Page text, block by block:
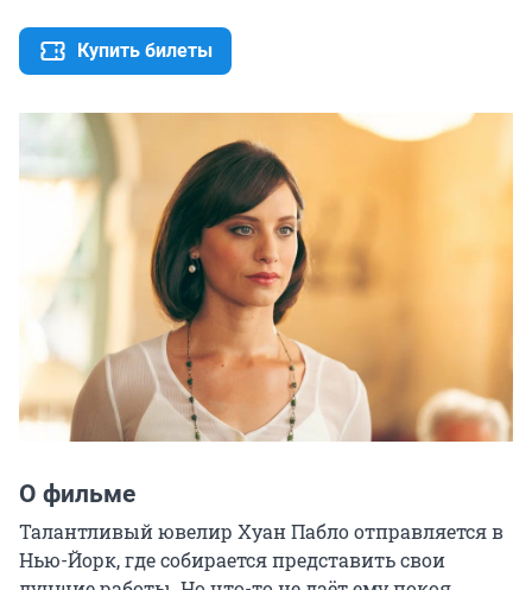
Купить билеты
О фильме
Талантливый ювелир Хуан Пабло отправляется в
Нью-Йорк, где собирается представить свои